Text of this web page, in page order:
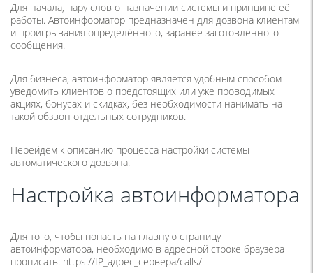
Для начала, пару слов о назначении системы и принципе её
работы. Автоинформатор предназначен для дозвона клиентам
и проигрывания определённого, заранее заготовленного
сообщения.
Для бизнеса, автоинформатор является удобным способом
уведомить клиентов о предстоящих или уже проводимых
акциях, бонусах и скидках, без необходимости нанимать на
такой обзвон отдельных сотрудников.
Перейдём к описанию процесса настройки системы
автоматического дозвона.
Настройка автоинформатора
Для того, чтобы попасть на главную страницу
автоинформатора, необходимо в адресной строке браузера
прописать: https://IP_адрес_сервера/calls/